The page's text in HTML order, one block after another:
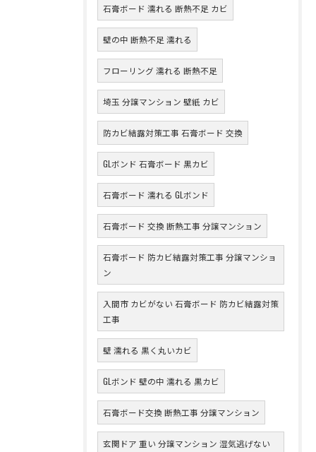
石膏ボード 濡れる 断熱不足 カビ
壁の中 断熱不足 濡れる
フローリング 濡れる 断熱不足
埼玉 分譲マンション 壁紙 カビ
防カビ結露対策工事 石膏ボード 交換
GLボンド 石膏ボード 黒カビ
石膏ボード 濡れる GLボンド
石膏ボード 交換 断熱工事 分譲マンション
石膏ボード 防カビ結露対策工事 分譲マンショ
ン
入間市 カビがない 石膏ボード 防カビ結露対策
工事
壁 濡れる 黒く丸いカビ
GLボンド 壁の中 濡れる 黒カビ
石膏ボード交換 断熱工事 分譲マンション
玄関ドア 重い 分譲マンション 湿気逃げない